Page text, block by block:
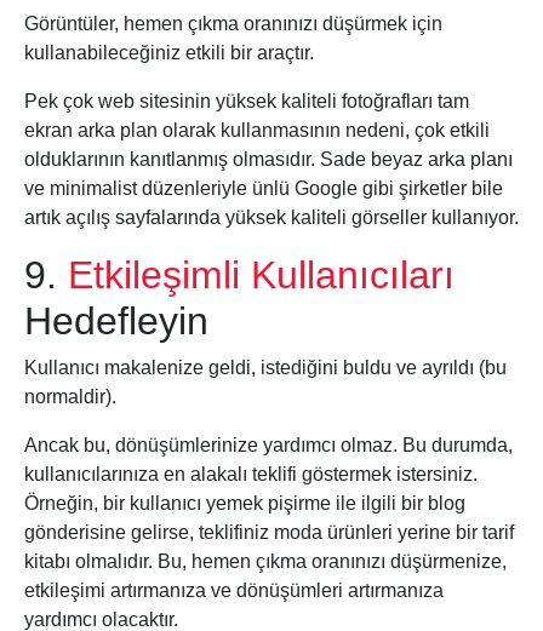
Görüntüler, hemen çıkma oranınızı düşürmek için
kullanabileceğiniz etkili bir araçtır.
Pek çok web sitesinin yüksek kaliteli fotoğrafları tam
ekran arka plan olarak kullanmasının nedeni, çok etkili
olduklarının kanıtlanmış olmasıdır. Sade beyaz arka planı
ve minimalist düzenleriyle ünlü Google gibi şirketler bile
artık açılış sayfalarında yüksek kaliteli görseller kullanıyor.
9. Etkileşimli Kullanıcıları
Hedefleyin
Kullanıcı makalenize geldi, istediğini buldu ve ayrıldı (bu
normaldir).
Ancak bu, dönüşümlerinize yardımcı olmaz. Bu durumda,
kullanıcılarınıza en alakalı teklifi göstermek istersiniz.
Örneğin, bir kullanıcı yemek pişirme ile ilgili bir blog
gönderisine gelirse, teklifiniz moda ürünleri yerine bir tarif
kitabı olmalıdır. Bu, hemen çıkma oranınızı düşürmenize,
etkileşimi artırmanıza ve dönüşümleri artırmanıza
yardımcı olacaktır.